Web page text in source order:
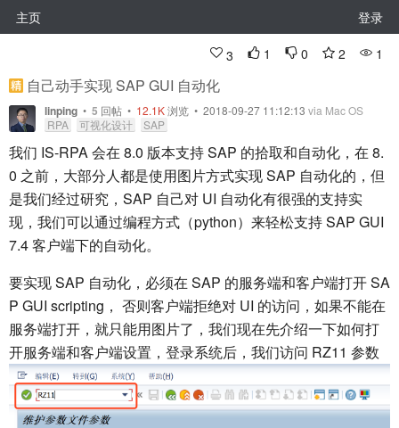
主页 登录
3 1 0 2 1
自己动手实现 SAP GUI 自动化
linping • 5 回帖 • 12.1K浏览 • 2018-09-27 11:12:13 via Mac OS
RPA
可视化设计 SAP
我们 IS-RPA 会在 8.0 版本支持 SAP 的拾取和自动化，在 8.
0 之前，大部分人都是使用图片方式实现 SAP 自动化的，但
是我们经过研究，SAP 自己对 UI 自动化有很强的支持实
现，我们可以通过编程方式（python）来轻松支持 SAP GUI
7.4 客户端下的自动化。
要实现 SAP 自动化，必须在 SAP 的服务端和客户端打开 SA
P GUI scripting， 否则客户端拒绝对 UI 的访问，如果不能在
服务端打开，就只能用图片了，我们现在先介绍一下如何打
开服务端和客户端设置，登录系统后，我们访问 RZ11 参数